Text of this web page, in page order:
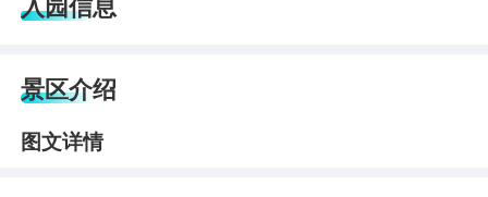
入园信息
景区介绍
图文详情